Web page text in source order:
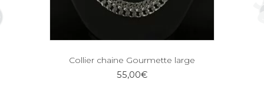
Collier chaine Gourmette large
55,00€